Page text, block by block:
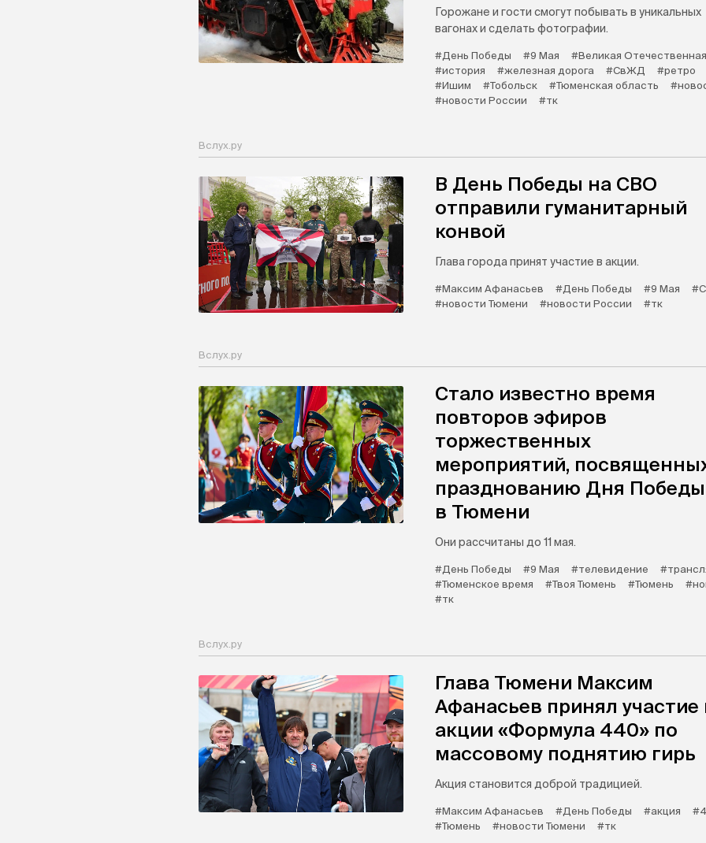
Горожане и гости смогут побывать в уникальных
вагонах и сделать фотографии.
#День Победы #9 Мая
#Великая
#история
#железная дорога #СвЖД #ретро
#Ишим
#Тобольск #Тюменская область
#новости России
#тк
Вслух.ру
В День Победы на СВО
отправили гуманитарный
конвой
Глава города принят участие в акции.
#Максим Афанасьев #День Победы #9 Мая
#новости Тюмени
#новости России #тк
Вслух.ру
Стало известно время
повторов эфиров
торжественных
мероприятий,
празднованию Дня Победы
в Тюмени
Они рассчитаны до 11 мая.
#День Победы #9 Мая #телевидение
#Тюменское время
#Твоя Тюмень #Тюмень
#тк
Вслух.ру
Глава Тюмени Максим
Афанасьев принял участие
акции «Формула 440» по
массовому поднятию гирь
Акция становится доброй традицией.
#Максим Афанасьев #День Победы #акция
#Тюмень
#новости Тюмени #тк